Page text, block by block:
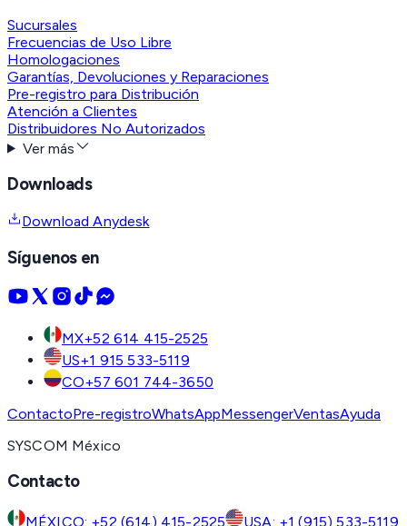
Sucursales
Frecuencias de Uso Libre
Homologaciones
Garantías, Devoluciones y Reparaciones
Pre-registro para Distribución
Atención a Clientes
Distribuidores No Autorizados
Ver más
Downloads
Download Anydesk
Síguenos en
MX+52 614 415-2525
US+1 915 533-5119
CO+57 601 744-3650
ContactoPre-registroWhatsAppMessengerVentasAyuda
SYSCOM México
Contacto
MÉXICO: +52 (614) 415-2525 USA: +1 (915) 533-5119